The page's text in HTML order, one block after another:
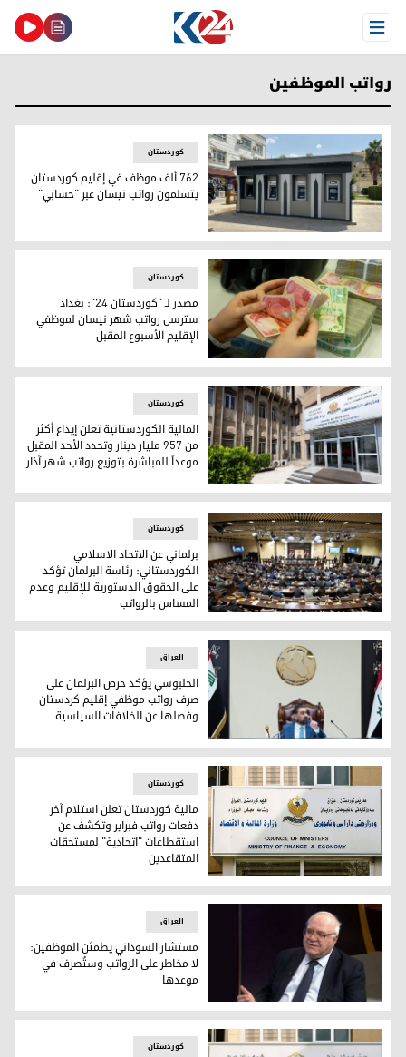
Open Menu
رواتب الموظفين
762 ألف موظف في إقليم كوردستان يتسلمون رواتب نيسان عبر "حسابي"
کوردستان
762 ألف موظف في إقليم كوردستان
يتسلمون رواتب نيسان عبر "حسابي"
مصدر لـ "كوردستان 24": بغداد سترسل رواتب شهر نيسان لموظفي الإقليم الأسبوع المقبل
کوردستان
مصدر لـ "كوردستان 24": بغداد
سترسل رواتب شهر نيسان لموظفي
الإقليم الأسبوع المقبل
المالية الكوردستانية تعلن إيداع أكثر من 957 مليار دينار وتحدد الأحد المقبل موعداً للمباشرة بتوزيع رواتب شهر آذار
کوردستان
المالية الكوردستانية تعلن إيداع أكثر
من 957 مليار دينار وتحدد الأحد المقبل
موعداً للمباشرة بتوزيع رواتب شهر آذار
برلماني عن الاتحاد الاسلامي الكوردستاني: رئاسة البرلمان
کوردستان
برلماني عن الاتحاد الاسلامي
الكوردستاني: رئاسة البرلمان تؤكد
على الحقوق الدستورية للإقليم وعدم
المساس بالرواتب
الحلبوسي يؤكد حرص البرلمان على صرف رواتب موظفي إقليم
العراق
الحلبوسي يؤكد حرص البرلمان على
صرف رواتب موظفي إقليم كردستان
وفصلها عن الخلافات السياسية
مالية كوردستان تعلن استلام آخر دفعات رواتب فبراير
کوردستان
مالية كوردستان تعلن استلام آخر
دفعات رواتب فبراير وتكشف عن
استقطاعات "اتحادية" لمستحقات
المتقاعدين
مستشار السوداني يطمئن الموظفين: لا مخاطر على الرواتب
العراق
مستشار السوداني يطمئن الموظفين:
لا مخاطر على الرواتب وستُصرف في
موعدها
کوردستان